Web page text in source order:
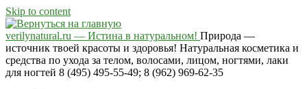
Skip to content
verilynatural.ru — Истина в натуральном! Природа —
источник твоей красоты и здоровья! Натуральная косметика и
средства по ухода за телом, волосами, лицом, ногтями, лаки
для ногтей 8 (495) 495-55-49; 8 (962) 969-62-35